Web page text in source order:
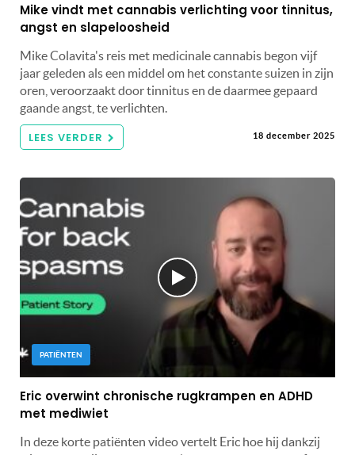
Mike vindt met cannabis verlichting voor tinnitus,
angst en slapeloosheid
Mike Colavita's reis met medicinale cannabis begon vijf
jaar geleden als een middel om het constante suizen in zijn
oren, veroorzaakt door tinnitus en de daarmee gepaard
gaande angst, te verlichten.
LEES VERDER 18 december 2025
PATIËNTEN
Eric overwint chronische rugkrampen en ADHD
met mediwiet
In deze korte patiënten video vertelt Eric hoe hij dankzij